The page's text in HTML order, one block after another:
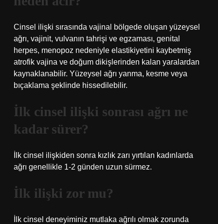
Cinsel ilişki sırasında vajinal bölgede oluşan yüzeysel
ağrı, vajinit, vulvanın tahrişi ve egzaması, genital
herpes, menopoz nedeniyle elastikiyetini kaybetmiş
atrofik vajina ve doğum dikişlerinden kalan yaralardan
kaynaklanabilir. Yüzeysel ağrı yanma, kesme veya
bıçaklama şeklinde hissedilebilir.
İlk cinsel ilişki sonrası ağrı ne
kadar sürer?
İlk cinsel ilişkiden sonra kızlık zarı yırtılan kadınlarda
ağrı genellikle 1-2 günden uzun sürmez.
İlk ilişki zor mu?
İlk cinsel deneyiminiz mutlaka ağrılı olmak zorunda